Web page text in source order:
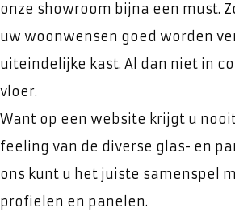
onze showroom bijna een must.
uw woonwensen goed worden
uiteindelijke kast. Al dan niet in
vloer.
Want op een website krijgt u
feeling van de diverse glas- en
ons kunt u het juiste samenspel
profielen en panelen.